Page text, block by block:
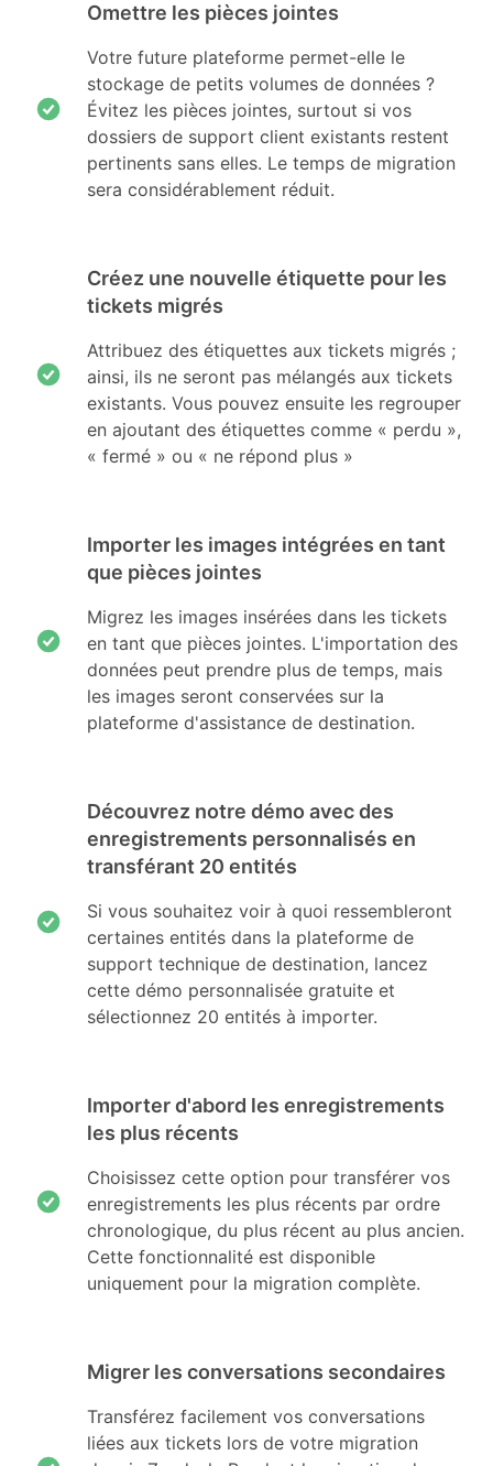
Omettre les pièces jointes
Votre future plateforme permet-elle le
stockage de petits volumes de données ?
Évitez les pièces jointes, surtout si vos
dossiers de support client existants restent
pertinents sans elles. Le temps de migration
sera considérablement réduit.
Créez une nouvelle étiquette pour les
tickets migrés
Attribuez des étiquettes aux tickets migrés ;
ainsi, ils ne seront pas mélangés aux tickets
existants. Vous pouvez ensuite les regrouper
en ajoutant des étiquettes comme « perdu »,
« fermé » ou « ne répond plus »
Importer les images intégrées en tant
que pièces jointes
Migrez les images insérées dans les tickets
en tant que pièces jointes. L'importation des
données peut prendre plus de temps, mais
les images seront conservées sur la
plateforme d'assistance de destination.
Découvrez notre démo avec des
enregistrements personnalisés en
transférant 20 entités
Si vous souhaitez voir à quoi ressembleront
certaines entités dans la plateforme de
support technique de destination, lancez
cette démo personnalisée gratuite et
sélectionnez 20 entités à importer.
Importer d'abord les enregistrements
les plus récents
Choisissez cette option pour transférer vos
enregistrements les plus récents par ordre
chronologique, du plus récent au plus ancien.
Cette fonctionnalité est disponible
uniquement pour la migration complète.
Migrer les conversations secondaires
Transférez facilement vos conversations
liées aux tickets lors de votre migration